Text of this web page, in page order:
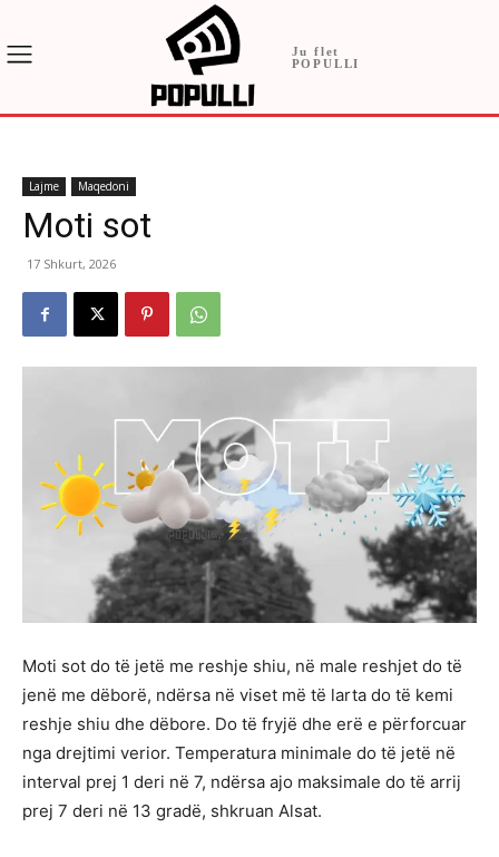
Ju flet
POPULLI
Lajme Maqedoni
Moti sot
17 Shkurt, 2026
Moti sot do të jetë me reshje shiu, në male reshjet do të
jenë me dëborë, ndërsa në viset më të larta do të kemi
reshje shiu dhe dëbore. Do të fryjë dhe erë e përforcuar
nga drejtimi verior. Temperatura minimale do të jetë në
interval prej 1 deri në 7, ndërsa ajo maksimale do të arrij
prej 7 deri në 13 gradë, shkruan Alsat.